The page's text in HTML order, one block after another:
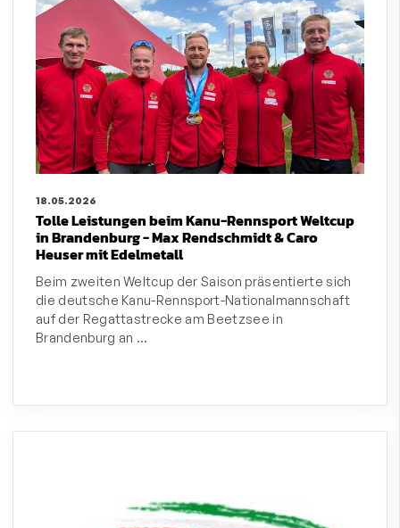
18.05.2026
Tolle Leistungen beim Kanu-Rennsport Weltcup
in Brandenburg - Max Rendschmidt & Caro
Heuser mit Edelmetall
Beim zweiten Weltcup der Saison präsentierte sich
die deutsche Kanu-Rennsport-Nationalmannschaft
auf der Regattastrecke am Beetzsee in
Brandenburg an …